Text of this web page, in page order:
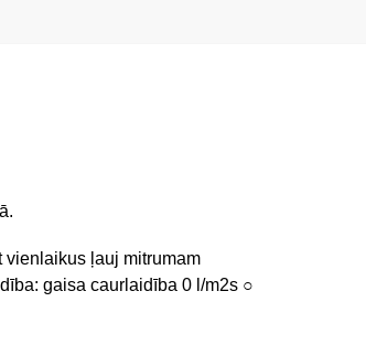
vienlaikus ļauj mitrumam
gaisa caurlaidība 0 l/m2s ○